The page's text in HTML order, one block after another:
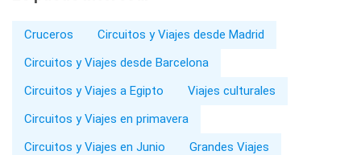
Cruceros
Circuitos y Viajes desde Madrid
Circuitos y Viajes desde Barcelona
Circuitos y Viajes a Egipto
Viajes culturales
Circuitos y Viajes en primavera
Circuitos y Viajes en Junio
Grandes Viajes